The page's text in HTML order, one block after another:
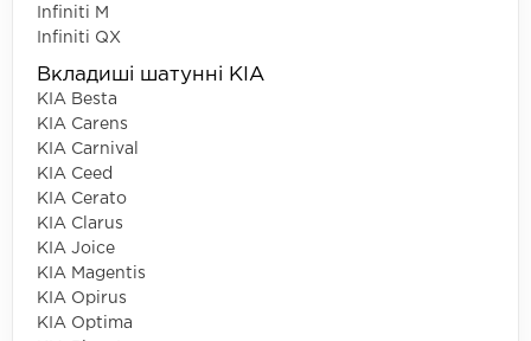
Infiniti M
Infiniti QX
Вкладиші шатунні KIA
KIA Besta
KIA Carens
KIA Carnival
KIA Ceed
KIA Cerato
KIA Clarus
KIA Joice
KIA Magentis
KIA Opirus
KIA Optima